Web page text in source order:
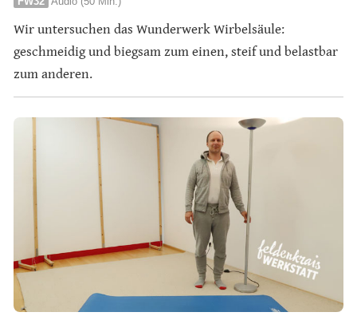
Wir untersuchen das Wunderwerk Wirbelsäule:
geschmeidig und biegsam zum einen, steif und belastbar
zum anderen.